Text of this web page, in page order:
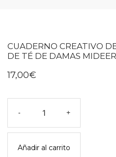
CUADERNO CREATIVO
DE TÉ DE DAMAS MIDEER
17,00€
-
creativo
de
fiesta
+
Añadir al carrito